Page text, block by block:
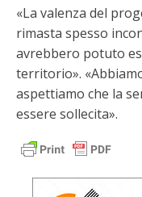
«La valenza del
rimasta spesso
avrebbero potuto
territorio».
aspettiamo che la
essere sollecita».